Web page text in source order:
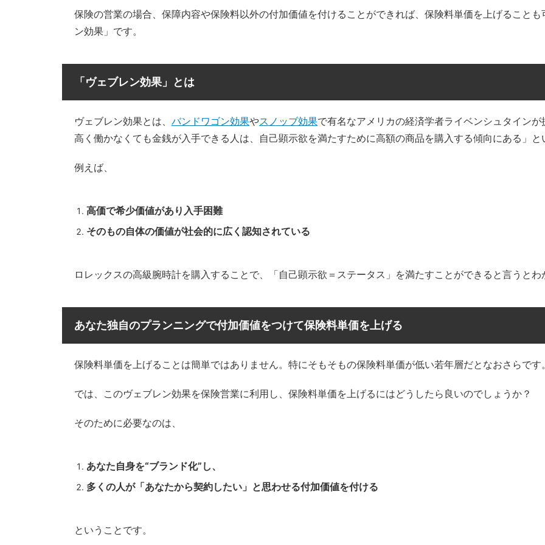
保険の営業の場合、保障内容や保険料以外の付加価値を付けることができれば、保険料単価を上げること
ン効果」です。
「ヴェブレン効果」とは
ヴェブレン効果とは、 バンドワゴン効果やスノッブ効果で有名なアメリカの経済学者ライベンシュタイン
高く働かなくても金銭が入手できる人は、自己顕示欲を満たすために高額の商品を購入する傾向にある」と
例えば、
高価で希少価値があり入手困難
そのもの自体の価値が社会的に広く認知されている
ロレックスの高級腕時計を購入することで、「自己顕示欲＝ステータス」を満たすことができると言うと
あなた独自のプランニングで付加価値をつけて保険料単価を上げる
保険料単価を上げることは簡単ではありません。特にそもそもの保険料単価が低い若年層だとなおさらです
では、このヴェブレン効果を保険営業に利用し、保険料単価を上げるにはどうしたら良いのでしょうか？
そのために必要なのは、
あなた自身を“ブランド化”し、
多くの人が「あなたから契約したい」と思わせる付加価値を付ける
ということです。